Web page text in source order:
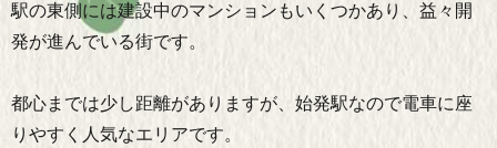
駅の東側には建設中のマンションもいくつかあり、益々開
発が進んでいる街です。
都心までは少し距離がありますが、始発駅なので電車に座
りやすく人気なエリアです。